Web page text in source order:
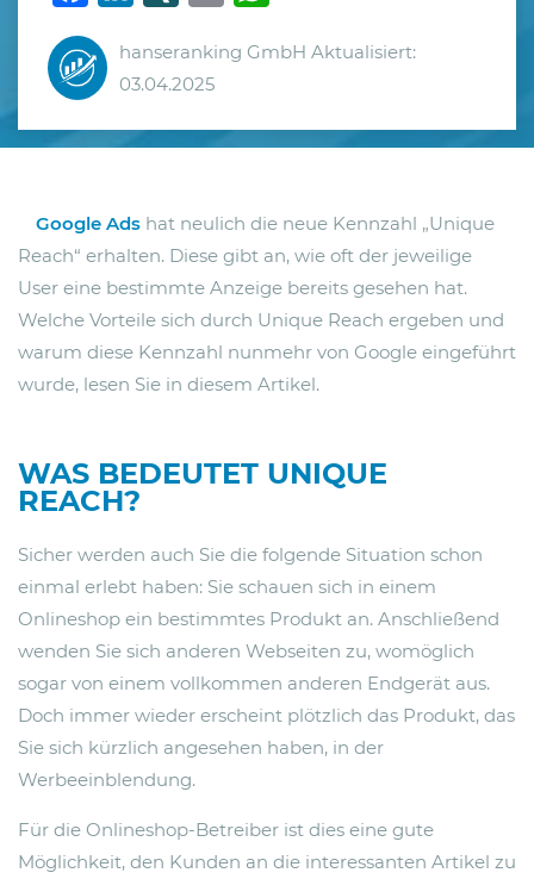
hanseranking GmbH Aktualisiert:
03.04.2025
Google Ads hat neulich die neue Kennzahl „Unique
Reach“ erhalten. Diese gibt an, wie oft der jeweilige
User eine bestimmte Anzeige bereits gesehen hat.
Welche Vorteile sich durch Unique Reach ergeben und
warum diese Kennzahl nunmehr von Google eingeführt
wurde, lesen Sie in diesem Artikel.
WAS BEDEUTET UNIQUE
REACH?
Sicher werden auch Sie die folgende Situation schon
einmal erlebt haben: Sie schauen sich in einem
Onlineshop ein bestimmtes Produkt an. Anschließend
wenden Sie sich anderen Webseiten zu, womöglich
sogar von einem vollkommen anderen Endgerät aus.
Doch immer wieder erscheint plötzlich das Produkt, das
Sie sich kürzlich angesehen haben, in der
Werbeeinblendung.
Für die Onlineshop-Betreiber ist dies eine gute
Möglichkeit, den Kunden an die interessanten Artikel zu